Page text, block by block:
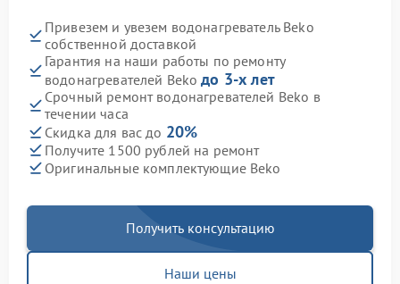
Привезем и увезем водонагреватель Beko
собственной доставкой
Гарантия на наши работы по ремонту
водонагревателей Bekoдо 3-х лет
Срочный ремонт водонагревателей Beko в
течении часа
Скидка для вас до 20%
Получите 1500 рублей на ремонт
Оригинальные комплектующие Beko
Получить консультацию
Наши цены